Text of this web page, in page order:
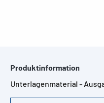
Produktinformation
Unterlagenmaterial -